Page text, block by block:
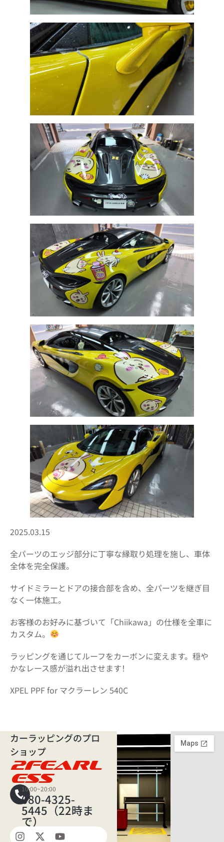
2025.03.15
全パーツのエッジ部分に丁寧な縁取り処理を施し、車体
全体を完全保護。
サイドミラーとドアの接合部を含め、全パーツを継ぎ目
なく一体施工。
お客様のお好みに基づいて「Chiikawa」の仕様を全車に
カスタム。
ラッピングを通じてルーフをカーボンに変えます。穏や
かなレース感が溢れ出させます！
XPEL PPF for マクラーレン 540C
カーラッピングのプロ
ショップ
2FEARL
ESS
10:00~20:00
080-4325-
5445（22時ま
で）